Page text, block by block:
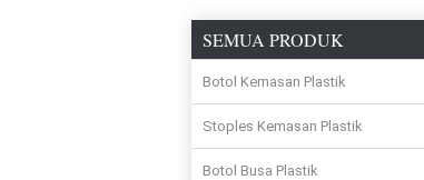
SEMUA PRODUK
Botol Kemasan Plastik
Stoples Kemasan Plastik
Botol Busa Plastik